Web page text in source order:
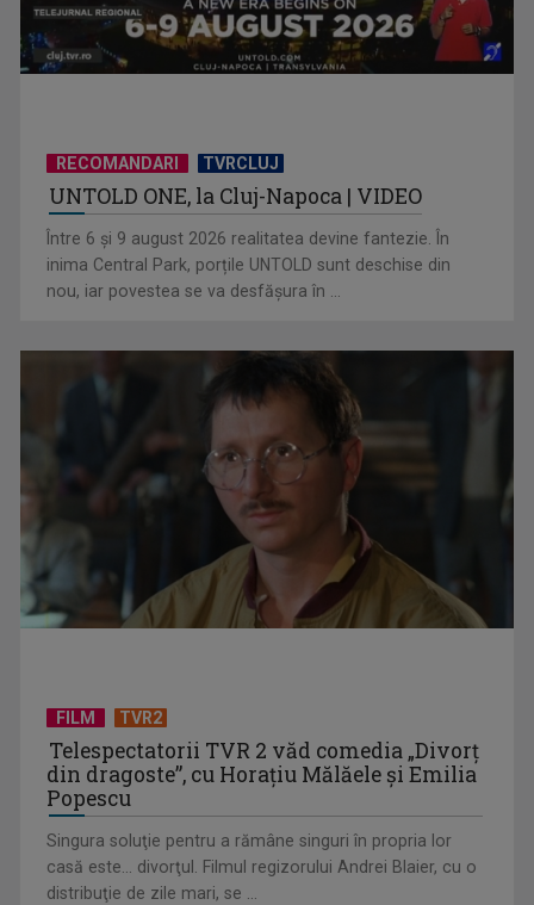
Hora care unește generații | VIDEO
Piesa Angelei Similea „După noapte vine zi” – pe podium şi
acum în inimile ...
Cum ne-a îmbolnăvit telefonul și cum salvarea era mereu
RECOMANDARI TVRCLUJ
UNTOLD ONE, la Cluj-Napoca | VIDEO
Între 6 și 9 august 2026 realitatea devine fantezie. În
inima Central Park, porțile UNTOLD sunt deschise din
nou, iar povestea se va desfășura în ...
FILM TVR2
Telespectatorii TVR 2 văd comedia „Divorţ
din dragoste”, cu Horaţiu Mălăele şi Emilia
Popescu
Singura soluţie pentru a rămâne singuri în propria lor
casă este... divorţul. Filmul regizorului Andrei Blaier, cu o
distribuţie de zile mari, se ...